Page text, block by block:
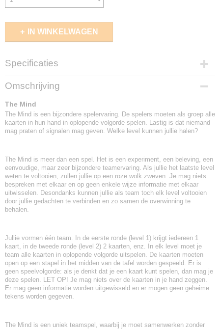
IN WINKELWAGEN
Specificaties
EAN code
8718026302740
Omschrijving
The Mind
The Mind is een bijzondere spelervaring. De spelers moeten als groep alle
kaarten in hun hand in oplopende volgorde spelen. Lastig is dat niemand
mag praten of signalen mag geven. Welke level kunnen jullie halen?
The Mind is meer dan een spel. Het is een experiment, een beleving, een
eenvoudige, maar zeer bijzondere teamervaring. Als jullie het laatste level
weten te voltooien, zullen jullie op een roze wolk zweven. Je mag niets
bespreken met elkaar en op geen enkele wijze informatie met elkaar
uitwisselen. Desondanks kunnen jullie als team toch elk level voltooien
door jullie gedachten te verbinden en zo samen de overwinning te
behalen.
Jullie vormen één team. In de eerste ronde (level 1) krijgt iedereen 1
kaart, in de tweede ronde (level 2) 2 kaarten, enz. In elk level moet je
team alle kaarten in oplopende volgorde uitspelen. De kaarten moeten
open op een stapel in het midden van de tafel worden gespeeld. Er is
geen speelvolgorde: als je denkt dat je een kaart kunt spelen, dan mag je
deze spelen. LET OP! Je mag niets over de kaarten in je hand zeggen.
Er mag geen informatie worden uitgewisseld en er mogen geen geheime
tekens worden gegeven.
The Mind is een uniek teamspel, waarbij je moet samenwerken zonder